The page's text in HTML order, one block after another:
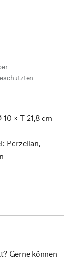
× T 21,8 cm
Porzellan,
Gerne können